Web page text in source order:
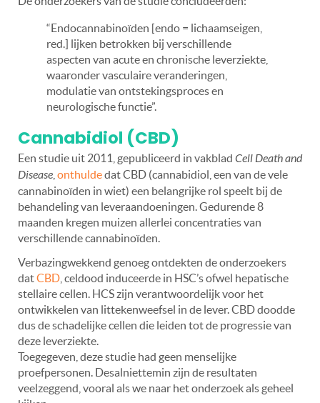
“Endocannabinoïden [endo = lichaamseigen,
red.] lijken betrokken bij verschillende
aspecten van acute en chronische leverziekte,
waaronder vasculaire veranderingen,
modulatie van ontstekingsproces en
neurologische functie”.
Cannabidiol (CBD)
Een studie uit 2011, gepubliceerd in vakblad Cell Death and
Disease onthuldedat CBD (cannabidiol, een van de vele
cannabinoïden in wiet) een belangrijke rol speelt bij de
behandeling van leveraandoeningen.Gedurende 8
maanden kregen muizen allerlei concentraties van
verschillende cannabinoïden.
Verbazingwekkend genoeg ontdekten de onderzoekers
datCBD , celdood induceerde in HSC’s ofwel hepatische
stellaire cellen. HCS zijn verantwoordelijk voor het
ontwikkelen van littekenweefsel in de lever. CBD doodde
dus de schadelijke cellen die leiden tot de progressie van
deze leverziekte.
Toegegeven, deze studie had geen menselijke
proefpersonen. Desalniettemin zijn de resultaten
veelzeggend, vooral als we naar het onderzoek als geheel